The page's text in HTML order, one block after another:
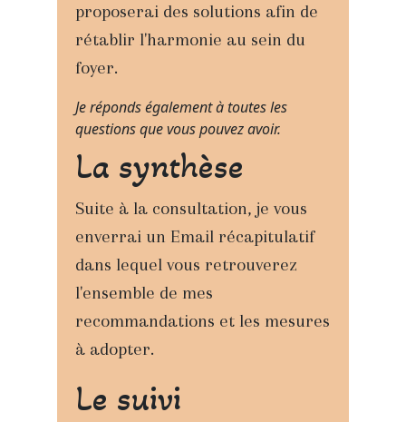
proposerai des solutions afin de
rétablir l'harmonie au sein du
foyer.
Je réponds également à toutes les
questions que vous pouvez avoir.
La synthèse
Suite à la consultation, je vous
enverrai un Email récapitulatif
dans lequel vous retrouverez
l'ensemble de mes
recommandations et les mesures
à adopter.
Le suivi